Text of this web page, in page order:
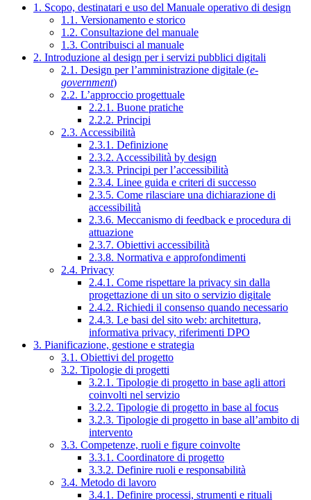
1. Scopo, destinatari e uso del Manuale operativo di design
1.1. Versionamento e storico
1.2. Consultazione del manuale
1.3. Contribuisci al manuale
2. Introduzione al design per i servizi pubblici digitali
2.1. Design per l’amministrazione digitale (e-
government)
2.2. L’approccio progettuale
2.2.1. Buone pratiche
2.2.2. Principi
2.3. Accessibilità
2.3.1. Definizione
2.3.2. Accessibilità by design
2.3.3. Principi per l’accessibilità
2.3.4. Linee guida e criteri di successo
2.3.5. Come rilasciare una dichiarazione di
accessibilità
2.3.6. Meccanismo di feedback e procedura di
attuazione
2.3.7. Obiettivi accessibilità
2.3.8. Normativa e approfondimenti
2.4. Privacy
2.4.1. Come rispettare la privacy sin dalla
progettazione di un sito o servizio digitale
2.4.2. Richiedi il consenso quando necessario
2.4.3. Le basi del sito web: architettura,
informativa privacy, riferimenti DPO
3. Pianificazione, gestione e strategia
3.1. Obiettivi del progetto
3.2. Tipologie di progetti
3.2.1. Tipologie di progetto in base agli attori
coinvolti nel servizio
3.2.2. Tipologie di progetto in base al focus
3.2.3. Tipologie di progetto in base all’ambito di
intervento
3.3. Competenze, ruoli e figure coinvolte
3.3.1. Coordinatore di progetto
3.3.2. Definire ruoli e responsabilità
3.4. Metodo di lavoro
3.4.1. Definire processi, strumenti e rituali